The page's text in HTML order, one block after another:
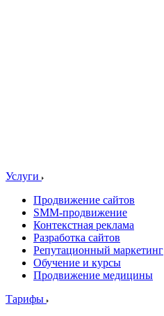
Услуги
Продвижение сайтов
SMM-продвижение
Контекстная реклама
Разработка сайтов
Репутационный маркетинг
Обучение и курсы
Продвижение медицины
Тарифы